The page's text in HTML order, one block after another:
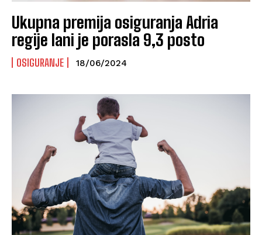
Ukupna premija osiguranja Adria
regije lani je porasla 9,3 posto
OSIGURANJE 18/06/2024